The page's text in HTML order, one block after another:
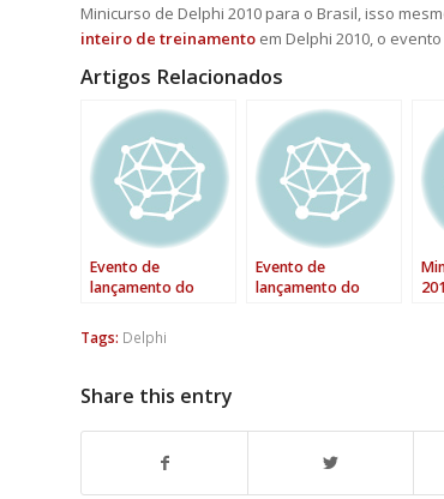
Minicurso de Delphi 2010 para o Brasil, isso
inteiro de treinamento em Delphi 2010, o evento
Artigos Relacionados
Evento de
lançamento do
Guadalajara, México
Evento de
lançamento do
Tags: Delphi
Share this entry